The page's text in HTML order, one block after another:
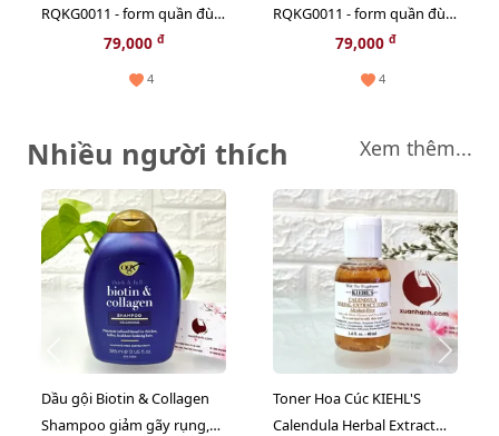
RQKG0011 - form quần đùi,
họa tiết dưa hấu ngộ
79,000 đ
4
RQKG0011 - form quần đùi,
họa tiết dưa hấu ngộ
79,000 đ
4
Nhiều người thích Xem thêm...
Dầu gội Biotin & Collagen
Shampoo giảm gãy rụng,
Toner Hoa Cúc KIEHL'S
Calendula Herbal Extract